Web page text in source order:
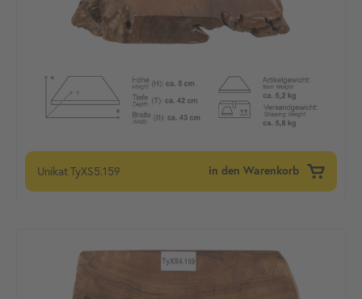
UnikatTyXS5.159 in den Warenkorb